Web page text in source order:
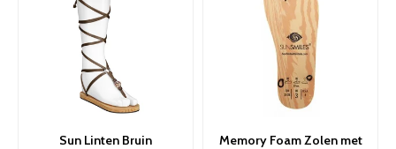
Sun Linten Bruin
Memory Foam Zolen met